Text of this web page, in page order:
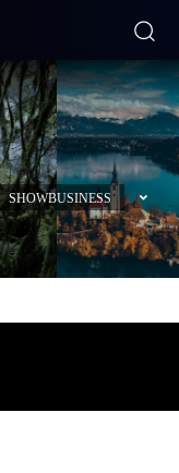
SHOWBUSINESS